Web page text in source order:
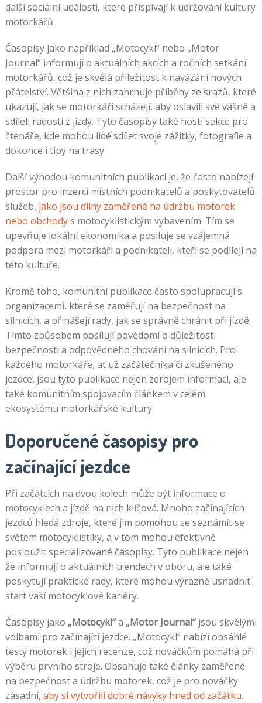
další sociální události, které přispívají k udržování kultury
motorkářů.
Časopisy jako například „Motocykl“ nebo „Motor
Journal“ informují o aktuálních akcích a ročních setkání
motorkářů, což je skvělá příležitost k navázání nových
přátelství. Většina z nich zahrnuje příběhy ze srazů, které
ukazují, jak se motorkáři scházejí, aby oslavili své vášně a
sdíleli radosti z jízdy. Tyto časopisy také hostí sekce pro
čtenáře, kde mohou lidé sdílet svoje zážitky, fotografie a
dokonce i tipy na trasy.
Další výhodou komunitních publikací je, že často nabízejí
prostor pro inzerci místních podnikatelů a poskytovatelů
služeb, jako jsou dílny zaměřené na údržbu motorek
nebo obchodys motocyklistickým vybavením. Tím se
upevňuje lokální ekonomika a posiluje se vzájemná
podpora mezi motorkáři a podnikateli, kteří se podílejí na
této kultuře.
Kromě toho, komunitní publikace často spolupracují s
organizacemi, které se zaměřují na bezpečnost na
silnicích, a přinášejí rady, jak se správně chránit při jízdě.
Tímto způsobem posilují povědomí o důležitosti
bezpečnosti a odpovědného chování na silnicích. Pro
každého motorkáře, ať už začátečníka či zkušeného
jezdce, jsou tyto publikace nejen zdrojem informací, ale
také komunitním spojovacím článkem v celém
ekosystému motorkářské kultury.
Doporučené časopisy pro
začínající jezdce
Při začátcích na dvou kolech může být informace o
motocyklech a jízdě na nich klíčová. Mnoho začínajících
jezdců hledá zdroje, které jim pomohou se seznámit se
světem motocyklistiky, a v tom mohou efektivně
posloužit specializované časopisy. Tyto publikace nejen
že informují o aktuálních trendech v oboru, ale také
poskytují praktické rady, které mohou výrazně usnadnit
start vaší motocyklové kariéry.
Časopisy jako „Motocykl“a „Motor Journal“jsou skvělými
volbami pro začínající jezdce. „Motocykl“ nabízí obsáhlé
testy motorek i jejich recenze, což nováčkům pomáhá při
výběru prvního stroje. Obsahuje také články zaměřené
na bezpečnost a údržbu motorek, což je pro nováčky
zásadní, aby si vytvořili dobré návyky hned od začátku.